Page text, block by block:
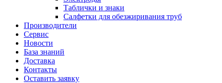
Таблички и знаки
Салфетки для обезжиривания труб
Производители
Сервис
Новости
База знаний
Доставка
Контакты
Оставить заявку